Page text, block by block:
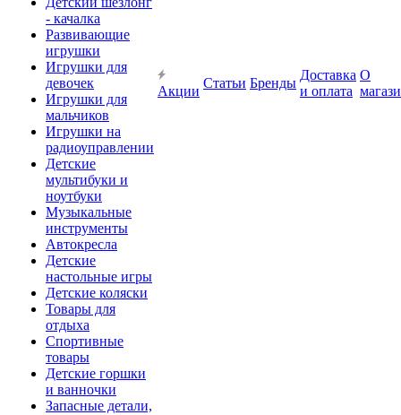
- качалка
Развивающие
игрушки
Игрушки для
девочек
Игрушки для
мальчиков
Игрушки на
радиоуправлении
Детские
мультибуки и
ноутбуки
Музыкальные
инструменты
Автокресла
Детские
настольные игры
Детские коляски
Товары для
отдыха
Спортивные
товары
Детские горшки
и ванночки
Запасные детали,
Акции
Статьи Бренды
Доставка
и оплата
О